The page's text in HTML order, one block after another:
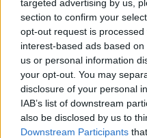
targeted advertising by us,
section to confirm your
opt-out request is
interest-based ads based
us or personal information
your opt-out. You may
disclosure of your personal
IAB’s list of downstream
also be disclosed by us to
Downstream Participants
obbligate per la
convivono ancora
saranno proprio
determinare gran parte
tecnologica tra i